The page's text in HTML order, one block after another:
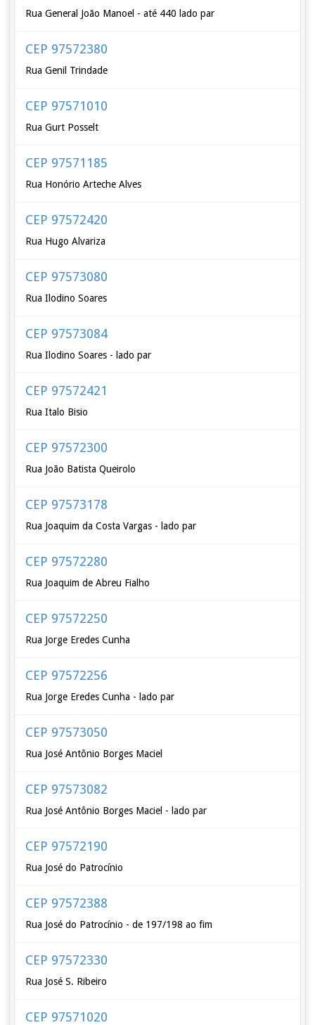
Rua General João Manoel - até 440 lado par
CEP 97572380
Rua Genil Trindade
CEP 97571010
Rua Gurt Posselt
CEP 97571185
Rua Honório Arteche Alves
CEP 97572420
Rua Hugo Alvariza
CEP 97573080
Rua Ilodino Soares
CEP 97573084
Rua Ilodino Soares - lado par
CEP 97572421
Rua Italo Bisio
CEP 97572300
Rua João Batista Queirolo
CEP 97573178
Rua Joaquim da Costa Vargas - lado par
CEP 97572280
Rua Joaquim de Abreu Fialho
CEP 97572250
Rua Jorge Eredes Cunha
CEP 97572256
Rua Jorge Eredes Cunha - lado par
CEP 97573050
Rua José Antônio Borges Maciel
CEP 97573082
Rua José Antônio Borges Maciel - lado par
CEP 97572190
Rua José do Patrocínio
CEP 97572388
Rua José do Patrocínio - de 197/198 ao fim
CEP 97572330
Rua José S. Ribeiro
CEP 97571020